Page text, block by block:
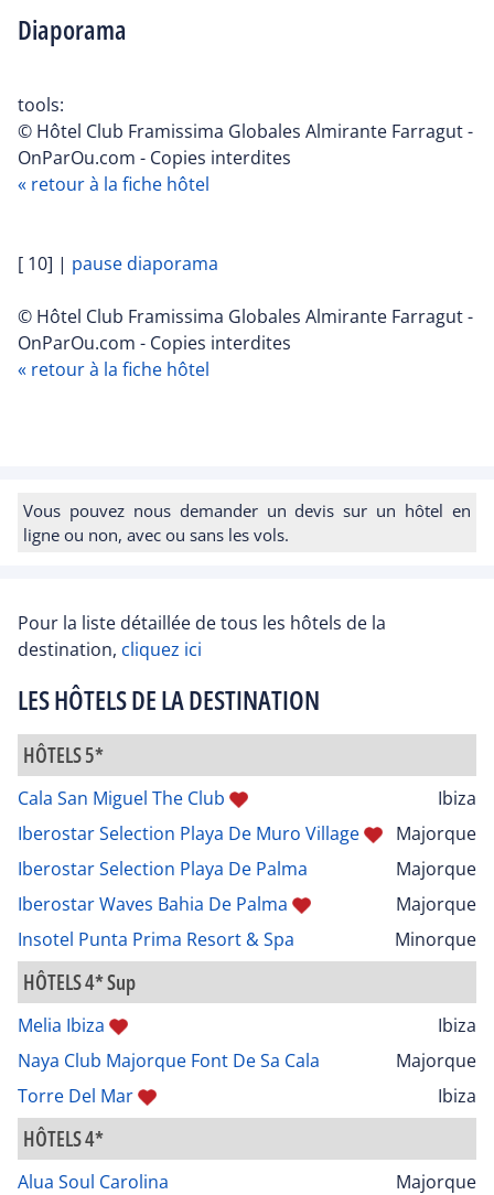
Diaporama
tools:
© Hôtel Club Framissima Globales Almirante Farragut -
OnParOu.com - Copies interdites
« retour à la fiche hôtel
[ 10] | pause diaporama
© Hôtel Club Framissima Globales Almirante Farragut -
OnParOu.com - Copies interdites
« retour à la fiche hôtel
Vous pouvez nous demander un devis sur un hôtel en
ligne ou non, avec ou sans les vols.
Pour la liste détaillée de tous les hôtels de la
destination, cliquez ici
LES HÔTELS DE LA DESTINATION
HÔTELS 5*
Cala San Miguel The Club
Ibiza
Iberostar Selection Playa De Muro Village
Majorque
Iberostar Selection Playa De Palma
Majorque
Iberostar Waves Bahia De Palma
Majorque
Insotel Punta Prima Resort & Spa
Minorque
HÔTELS 4* Sup
Melia Ibiza
Ibiza
Naya Club Majorque Font De Sa Cala
Majorque
Torre Del Mar
Ibiza
HÔTELS 4*
Alua Soul Carolina
Majorque